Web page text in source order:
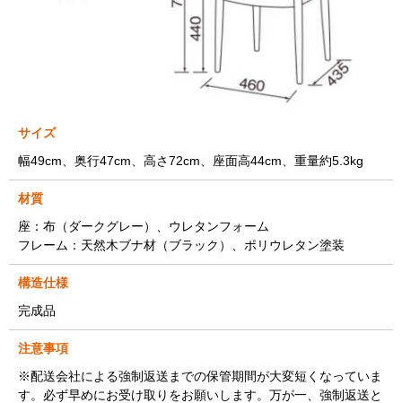
サイズ
幅49cm、奥行47cm、高さ72cm、座面高44cm、重量約5.3kg
材質
座：布（ダークグレー）、ウレタンフォーム
フレーム：天然木ブナ材（ブラック）、ポリウレタン塗装
構造仕様
完成品
注意事項
※配送会社による強制返送までの保管期間が大変短くなっていま
す。必ず早めにお受け取りをお願いします。万が一、強制返送と